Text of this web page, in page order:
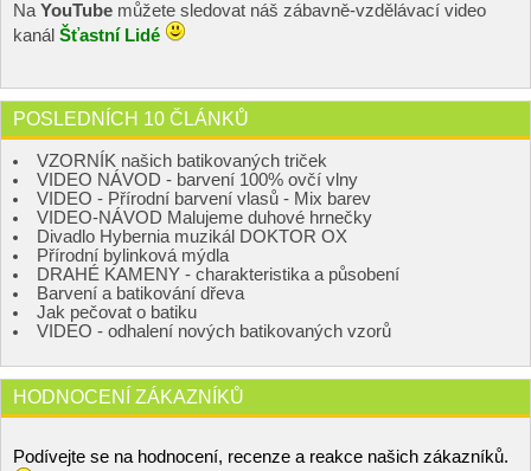
NaYouTube můžete sledovat náš zábavně-vzdělávací video
kanál Šťastní Lidé
POSLEDNÍCH 10 ČLÁNKŮ
VZORNÍK našich batikovaných triček
VIDEO NÁVOD - barvení 100% ovčí vlny
VIDEO - Přírodní barvení vlasů - Mix barev
VIDEO-NÁVOD Malujeme duhové hrnečky
Divadlo Hybernia muzikál DOKTOR OX
Přírodní bylinková mýdla
DRAHÉ KAMENY - charakteristika a působení
Barvení a batikování dřeva
Jak pečovat o batiku
VIDEO - odhalení nových batikovaných vzorů
HODNOCENÍ ZÁKAZNÍKŮ
Podívejte se na hodnocení, recenze a reakce našich zákazníků.